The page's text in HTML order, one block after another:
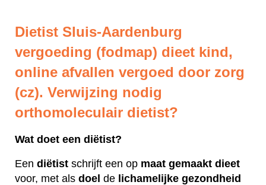
Dietist Sluis-Aardenburg
vergoeding (fodmap) dieet kind,
online afvallen vergoed door zorg
(cz). Verwijzing nodig
orthomoleculair dietist?
Wat doet een diëtist?
Een diëtist schrijft een op maat gemaakt dieet
voor, met als doel de lichamelijke gezondheid